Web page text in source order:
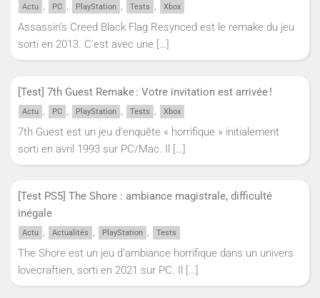
Actu , PC , PlayStation , Tests , Xbox
Assassin’s Creed Black Flag Resynced est le remake du jeu
sorti en 2013. C’est avec une […]
[Test] 7th Guest Remake : Votre invitation est arrivée !
Actu , PC , PlayStation , Tests , Xbox
7th Guest est un jeu d’enquête « horrifique » initialement
sorti en avril 1993 sur PC/Mac. Il […]
[Test PS5] The Shore : ambiance magistrale, difficulté
inégale
Actu , Actualités , PlayStation , Tests
The Shore est un jeu d’ambiance horrifique dans un univers
lovecraftien, sorti en 2021 sur PC. Il […]